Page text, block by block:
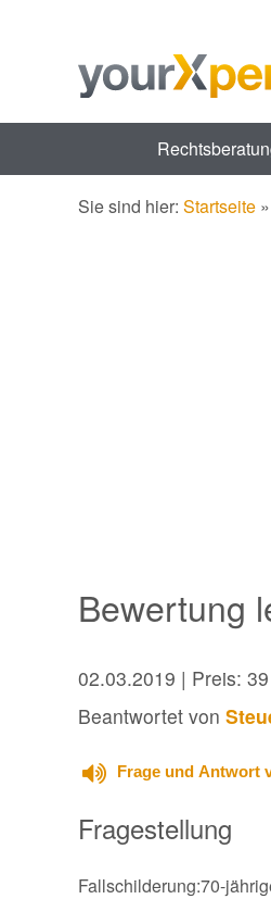
Sie sind hier: Startseite »
Bewertung
02.03.2019 | Preis:
Beantwortet von
Frage und Antwort
Fragestellung
Fallschilderung:70-